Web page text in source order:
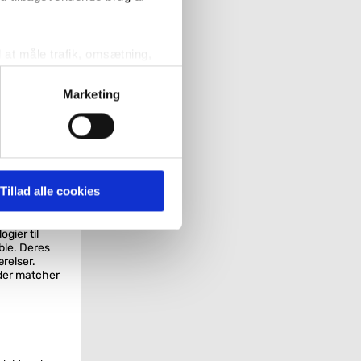
kan du se hvilke
cookies. Du har
det ligeledes muligt, at
Marketing
Tillad alle cookies
til
Deres
matcher